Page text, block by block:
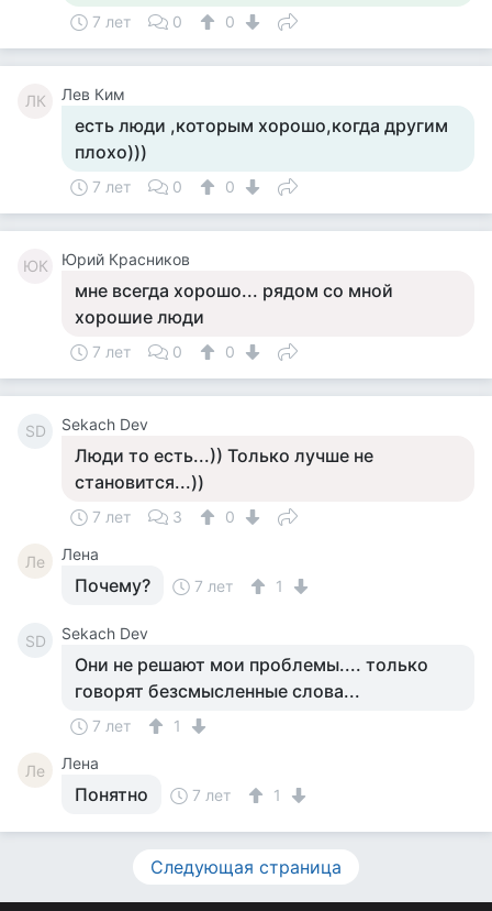
7 лет 0 0
ЛК Лев Ким
есть люди ,которым хорошо,когда другим
плохо)))
7 лет 0 0
ЮК Юрий Красников
мне всегда хорошо... рядом со мной
хорошие люди
7 лет 0 0
SD Sekach Dev
Люди то есть...)) Только лучше не
становится...))
7 лет 3 0
Ле Лена
Почему? 7 лет 1
SD Sekach Dev
Они не решают мои проблемы.... только
говорят безсмысленные слова...
7 лет 1
Ле Лена
Понятно 7 лет 1
Следующая страница